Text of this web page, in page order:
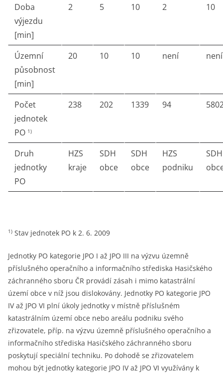
Doba
výjezdu
[min]
2 5 10 2 10
Územní
působnost
[min]
20 10 10 není není
Počet
jednotek
PO 1)
238 202 1339 94
Druh
jednotky
PO
HZS
kraje
SDH
obce
SDH
obce
HZS
podniku
SDH
1) Stav jednotek PO k 2. 6. 2009
Jednotky PO kategorie JPO I až JPO III na výzvu územně
příslušného operačního a informačního střediska Hasičského
záchranného sboru ČR provádí zásah i mimo katastrální
území obce v níž jsou dislokovány. Jednotky PO kategorie JPO
IV až JPO VI plní úkoly jednotky v místně příslušném
katastrálním území obce nebo areálu podniku svého
zřizovatele, příp. na výzvu územně příslušného operačního a
informačního střediska Hasičského záchranného sboru
poskytují speciální techniku. Po dohodě se zřizovatelem
mohou být jednotky kategorie JPO IV až JPO VI využívány k